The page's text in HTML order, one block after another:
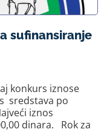
sufinansiranje
konkurs iznose
sredstava po
iznos
dinara. Rok za